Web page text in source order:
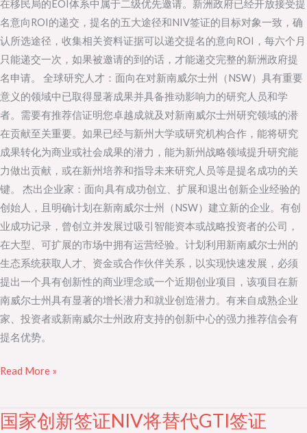
在移民局的EOI体系中属于二级优先邀请。新洲政府已经开放接受提
名意向ROI的递交，提名的五大途径和NIV签证的目标对象一致，确
认所选途径，收集相关资料证据可以递交提名的意向ROI，每六个月
只能递交一次，如果被邀请的到的话，才能递交完整的新洲政府提
名申请。 全球研究人才：面向在对新南威尔士州（NSW）具有重要
意义的领域中已取得显著成果并具备推动影响力的研究人员和学
者。需要有推荐信证明您卓越成就及对新南威尔士州研究领域的潜
在贡献至关重要。如果已经与新州大学或研究机构合作，能将研究
成果转化为商业或社会成果的潜力，能为新州战略领域提升研究能
力做出贡献，或在新州培养和指导未来研究人员等是提名成功的关
键。 杰出企业家：面向具有成功创立、扩展和退出创新企业经验的
创始人，且明确计划在新南威尔士州（NSW）建立新的企业。有创
业成功记录，曾创立并发展过吸引智能资本或战略投资者的公司，
在大型、可扩展的市场中拥有运营经验。计划利用新南威尔士州的
生态系统获取人才、资金或合作伙伴关系，以实现快速发展，必须
提出一个具有创新性的商业理念或一个近期创业项目，该项目在新
南威尔士州具有显著的增长潜力和就业创造潜力。有来自成熟企业
家、投资者或新南威尔士州政府支持的创新中心的强力推荐信会有
提名优势。
移
民
签
证
提
名
开
放
Read More »
国家创新签证NIV将替代GTI签证
国